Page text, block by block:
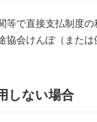
等で直接支払制度
協会けんぽ（また
しない場合